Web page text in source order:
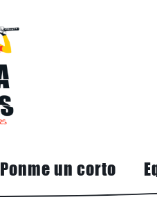
Ponme un corto